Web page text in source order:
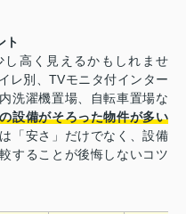
ト
高く見えるかもしれませ
レ別、TVモニタ付インター
洗濯機置場、自転車置場な
設備がそろった物件が多い
「安さ」だけでなく、設備
することが後悔しないコツ